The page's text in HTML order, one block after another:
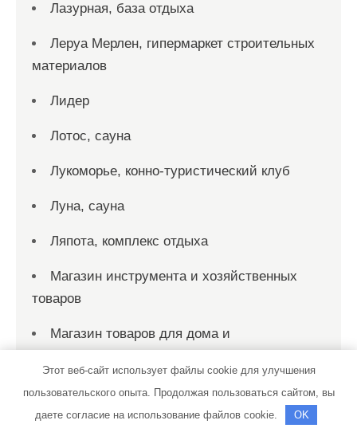
Лазурная, база отдыха
Леруа Мерлен, гипермаркет строительных
материалов
Лидер
Лотос, сауна
Лукоморье, конно-туристический клуб
Луна, сауна
Ляпота, комплекс отдыха
Магазин инструмента и хозяйственных
товаров
Магазин товаров для дома и
строительства
Магнат, сауна
Этот веб-сайт использует файлы cookie для улучшения
пользовательского опыта. Продолжая пользоваться сайтом, вы
даете согласие на использование файлов cookie.
OK